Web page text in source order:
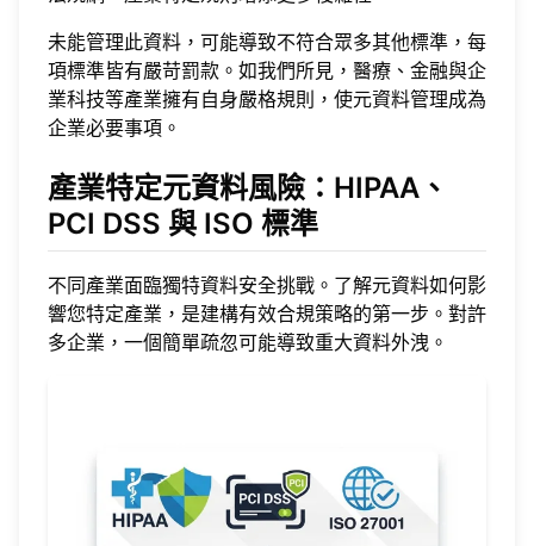
未能管理此資料，可能導致不符合眾多其他標準，每
項標準皆有嚴苛罰款。如我們所見，醫療、金融與企
業科技等產業擁有自身嚴格規則，使元資料管理成為
企業必要事項。
產業特定元資料風險：HIPAA、
PCI DSS 與 ISO 標準
不同產業面臨獨特資料安全挑戰。了解元資料如何影
響您特定產業，是建構有效合規策略的第一步。對許
多企業，一個簡單疏忽可能導致重大資料外洩。